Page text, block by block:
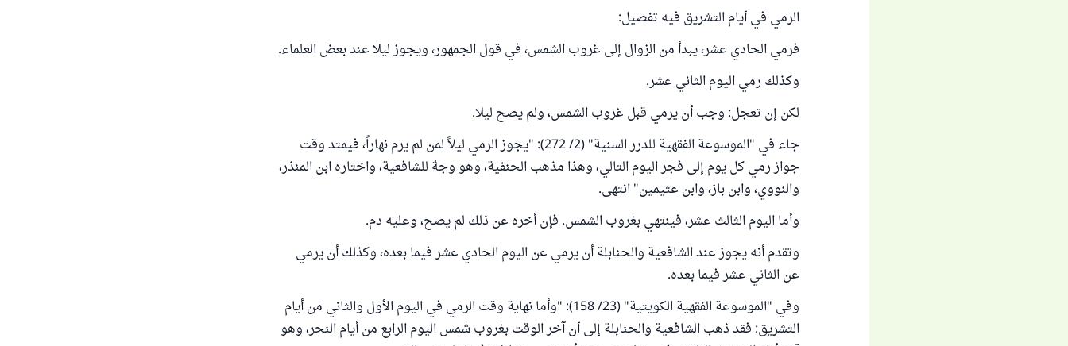
الرمي في أيام التشريق فيه تفصيل:
فرمي الحادي عشر، يبدأ من الزوال إلى غروب الشمس، في قول الجمهور، ويجوز ليلا عند بعض العلماء.
وكذلك رمي اليوم الثاني عشر.
لكن إن تعجل: وجب أن يرمي قبل غروب الشمس، ولم يصح ليلا.
جاء في "الموسوعة الفقهية للدرر السنية" (2/ 272): "يجوز الرمي ليلاً لمن لم يرم نهاراً، فيمتد وقت
جواز رمي كل يوم إلى فجر اليوم التالي، وهذا مذهب الحنفية، وهو وجهٌ للشافعية، واختاره ابن المنذر،
والنووي، وابن باز، وابن عثيمين" انتهى.
وأما اليوم الثالث عشر، فينتهي بغروب الشمس. فإن أخره عن ذلك لم يصح، وعليه دم.
وتقدم أنه يجوز عند الشافعية والحنابلة أن يرمي عن اليوم الحادي عشر فيما بعده، وكذلك أن يرمي
عن الثاني عشر فيما بعده.
وفي "الموسوعة الفقهية الكويتية" (23/ 158): "وأما نهاية وقت الرمي في اليوم الأول والثاني من أيام
التشريق: فقد ذهب الشافعية والحنابلة إلى أن آخر الوقت بغروب شمس اليوم الرابع من أيام النحر، وهو